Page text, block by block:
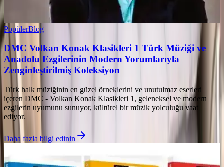
PopülerBlog
DMC Volkan Konak Klasikleri 1 Türk Müziği ve
Anadolu Ezgilerinin Modern Yorumlarıyla
Zenginleştirilmiş Koleksiyon
Türk halk müziğinin en güzel örneklerini ve unutulmaz eserleri
içeren DMC - Volkan Konak Klasikleri 1, geleneksel ve modern
ezgilerin uyumunu sunuyor, kültürel bir müzik yolculuğu vaat
ediyor.
Daha fazla bilgi edinin